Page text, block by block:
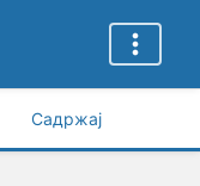
Садржај